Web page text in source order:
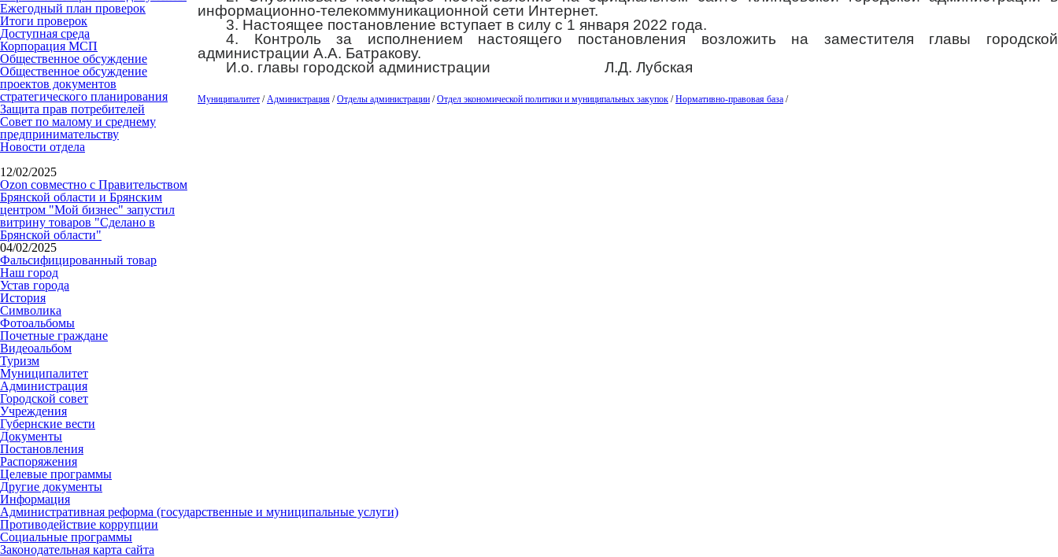
Ежегодный план проверок
Итоги проверок
Доступная среда
Корпорация МСП
Общественное обсуждение
Общественное обсуждение
проектов документов
стратегического планирования
Защита прав потребителей
Совет по малому и среднему
предпринимательству
Новости отдела
12/02/2025
Ozon совместно с Правительством
Брянской области и Брянским
центром "Мой бизнес" запустил
витрину товаров "Сделано в
Брянской области"
04/02/2025
Фальсифицированный товар
информационно-телекоммуникационной сети Интернет.
3. Настоящее постановление вступает в силу с 1 января 2022 года.
4. Контроль за исполнением настоящего постановления возложить на заместителя главы городской
администрации А.А. Батракову.
И.о. главы городской администрации Л.Д. Лубская
Муниципалитет /Администрация /Отделы администрации /Отдел экономической политики и муниципальных закупок /Нормативно-правовая база /
Наш город
Устав города
История
Символика
Фотоальбомы
Почетные граждане
Видеоальбом
Туризм
Муниципалитет
Администрация
Городской совет
Учреждения
Губернские вести
Документы
Постановления
Распоряжения
Целевые программы
Другие документы
Информация
Административная реформа (государственные и муниципальные услуги)
Противодействие коррупции
Социальные программы
Законодательная карта сайта